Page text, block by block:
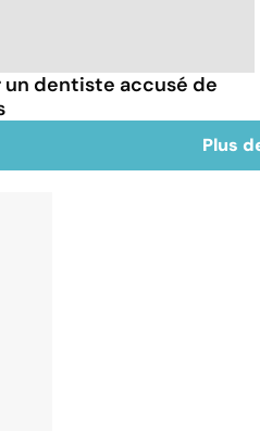
un dentiste accusé de
Plus